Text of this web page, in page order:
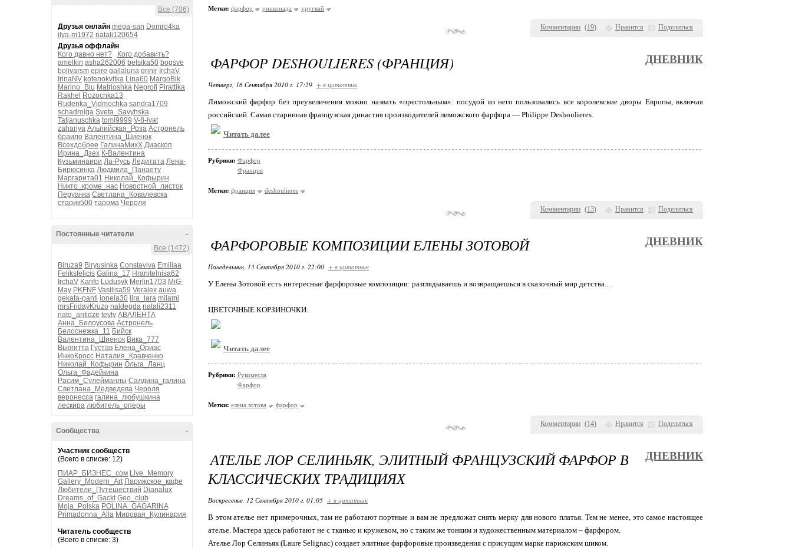
Все (706)
Друзья онлайн mega-san Domro4ka
ilya-m1972 natali120654
Друзья оффлайн
Кого давно нет?
Кого добавить?
amelkin asha262006 belsika50 bogsve
bolivarsm epire gallaluna grinir IrchaV
IrinaNV kotenokvitka Lina60 MargoBik
Marino_Blu Matrioshka Neprofi Pirattika
Rakhel
Rozochka13
Rudenka_Vidmochka sandra1709
schadrolga Sveta_Savyhska
Tatjanuschka tomi9999 V-8-ivat
zahariya Альпийская_Роза Астронель
браило Валентина_Шиенок
Всехдобрее ГалинаМихХ Диаскоп
Ирина_Дзех К-Валентина
Кузьминаири Ла-Русь Ледитата Лена-
Бирюсинка Людмила_Панаету
Маргарита01 Николай_Кофырин
Никто_кроме_нас Новостной_листок
Перуанка Светлана_Ковалевска
старик500 тарома Чероля
-
Постоянные читатели
Все (1472)
Biruza9 Biryusinka Constaviva Emiliaa
Feliksfelicis Galina_17 Hranitelnisa62
IrchaV Kanfo Ludusyk Merlin1703 MiG-
May PKFNF Vasilisa59 Veralex auwa
gekata-panti ionela30 lira_lara milami
mrsFridayKruzo naldegda natali2311
nato_antidze teyty АВАЛЕНТА
Анна_Белоусова Астронель
Белоснежка_11 Бийск
Валентина_Шиенок Вика_777
Вьюгитта Густав Елена_Ориас
ИнкоКросс Наталия_Кравченко
Николай_Кофырин Ольга_Ланц
Ольга_Фадейкина
Расим_Сулейманлы Салдина_галина
Светлана_Медведева Чероля
веронесса галина_любушкина
лескира любитель_оперы
-
Сообщества
Участник сообществ
(Всего в списке: 12)
ПИАР_БИЗНЕС_сом Live_Memory
Gallery_Modern_Art Парижское_кафе
Любители_Путешествий Dianalux
Dreams_of_Gackt Geo_club
Moja_Polska POLINA_GAGARINA
Primadonna_Alla Мировая_Кулинария
Читатель сообществ
(Всего в списке: 3)
Комментарии (19) Нравится Поделиться
Метки: фарфор ринконада уругвай
Комментарии (13) Нравится Поделиться
ФАРФОР DESHOULIERES (ФРАНЦИЯ) ДНЕВНИК
Четверг, 16 Сентября 2010 г. 17:29 + в цитатник
Лиможский фарфор без преувеличения можно назвать «престольным»: посудой из него пользовались все королевские дворы Европы, включая
российский. Самая старинная французская династия производителей лиможского фарфора — Philippe Deshoulieres.
Читать далее
Рубрики: Фарфор
Франция
Метки: франция deshoulieres
Комментарии (14) Нравится Поделиться
ФАРФОРОВЫЕ КОМПОЗИЦИИ ЕЛЕНЫ ЗОТОВОЙ ДНЕВНИК
Понедельник, 13 Сентября 2010 г. 22:00 + в цитатник
У Елены Зотовой есть интересные фарфоровые композиции: разглядываешь и возвращаешься в сказочный мир детства...
ЦВЕТОЧНЫЕ КОРЗИНОЧКИ:
Читать далее
Рубрики: Рукомесла
Фарфор
Метки: елена зотова фарфор
АТЕЛЬЕ ЛОР СЕЛИНЬЯК, ЭЛИТНЫЙ ФРАНЦУЗСКИЙ ФАРФОР В
КЛАССИЧЕСКИХ ТРАДИЦИЯХ
ДНЕВНИК
Воскресенье, 12 Сентября 2010 г. 01:05 + в цитатник
В этом ателье нет примерочных, там не работают портные и вам не предложат снять мерку для нового платья. Тем не менее, это самое настоящее
ателье. Мастера здесь работают не с тканью и кружевом, но с таким же тонким и художественным материалом – фарфором.
Ателье Лор Селиньяк (Laure Selignac) создает элитные фарфоровые произведения с присущим марке парижским шиком.